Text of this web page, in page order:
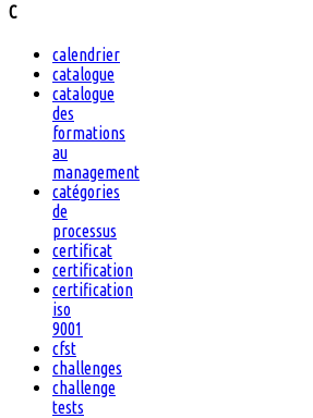
C
calendrier
catalogue
catalogue
des
formations
au
management
catégories
de
processus
certificat
certification
certification
iso
9001
cfst
challenges
challenge
tests